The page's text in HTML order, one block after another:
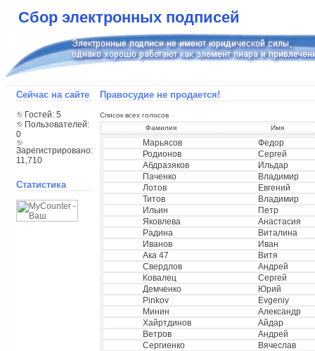
Сбор электронных подписей
Сейчас на сайте
Гостей: 5
Пользователей:
0
Зарегистрировано:
11,710
Статистика
Правосудие не продается!
Список всех голосов
Фамилия
Имя
Марьясов
Федор
Родионов
Сергей
Абдразяков
Ильдар
Паченко
Владимир
Лотов
Евгений
Титов
Владимир
Ильин
Петр
Яковлева
Анастасия
Радина
Виталина
Иванов
Иван
Ака 47
Витя
Свердлов
Андрей
Ковалец
Сергей
Демченко
Юрий
Pinkov
Evgeniy
Минин
Александр
Хайртдинов
Айдар
Ветров
Андрей
Сергиенко
Вячеслав